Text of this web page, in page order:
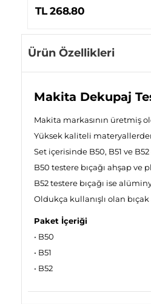
TL 268.80
Ürün Özellikleri
Makita Dekupaj
Makita markasının üretmiş
Yüksek kaliteli
Set içerisinde B50, B51 ve
B50 testere bıçağı ahşap
B52 testere bıçağı ise
Oldukça kullanışlı olan
Paket İçeriği
• B50
• B51
• B52